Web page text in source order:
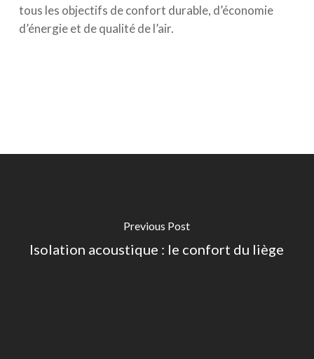
tous les objectifs de confort durable, d’économie
d’énergie et de qualité de l’air.
Previous Post
Isolation acoustique : le confort du liège